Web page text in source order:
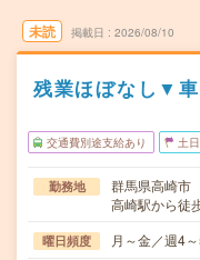
未読 掲載日 2026/08/10
残業ほぼなし▼
交通費別途支給あり 土
勤務地
群馬県高崎市
高崎駅から徒
曜日頻度 月～金／週4